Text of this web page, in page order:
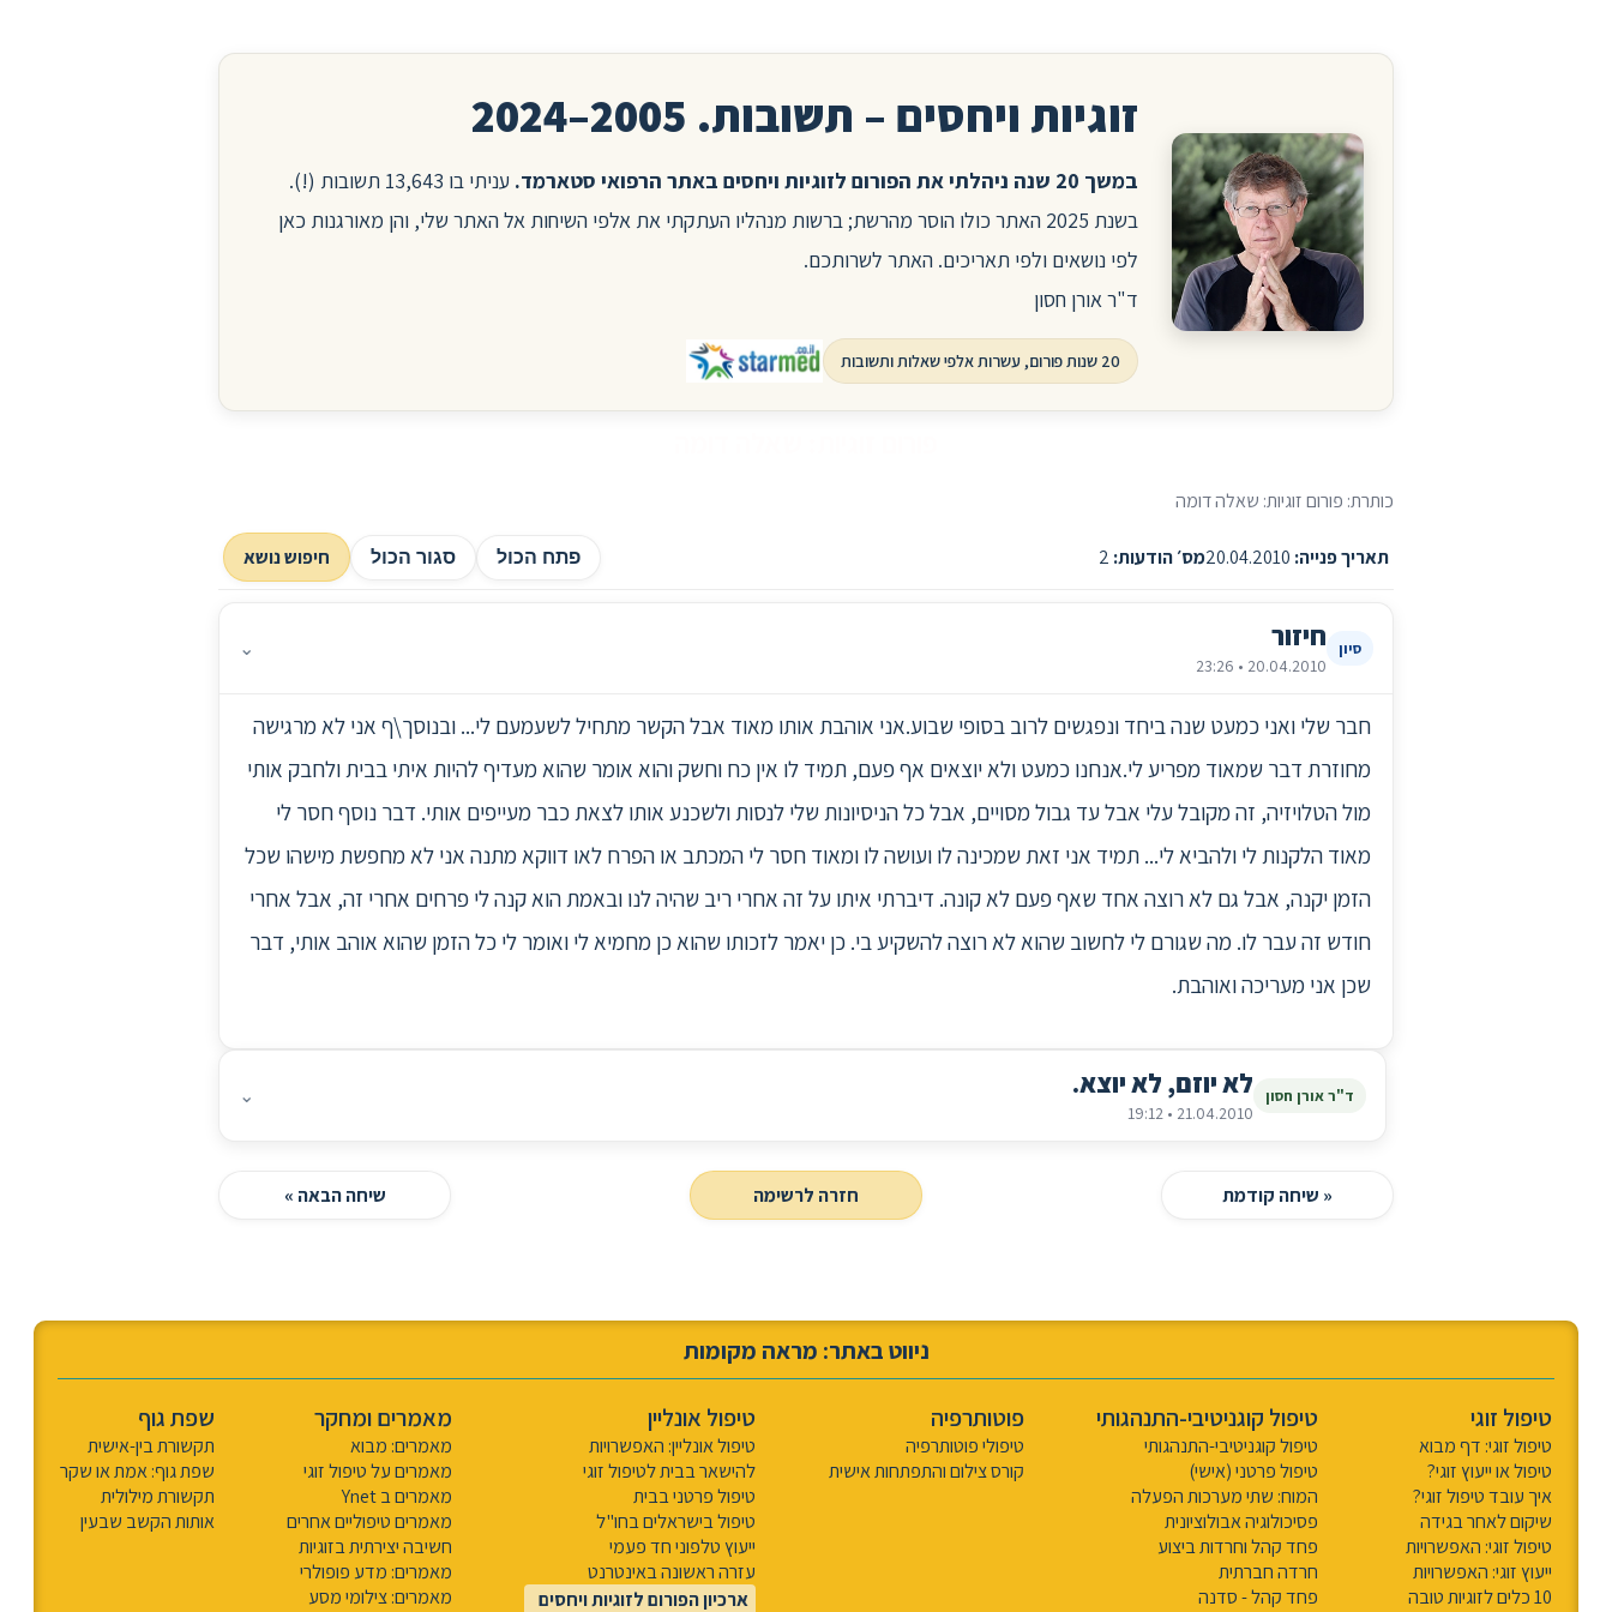
זוגיות ויחסים – תשובות. 2005–2024
במשך 20 שנה ניהלתי את הפורום לזוגיות ויחסים באתר הרפואי סטארמד.
עניתי בו 13,643 תשובות (!).
בשנת 2025 האתר כולו הוסר מהרשת; ברשות מנהליו העתקתי את אלפי השיחות אל האתר שלי, והן מאורגנות כאן
לפי נושאים ולפי תאריכים. האתר לשרותכם.
ד"ר אורן חסון
20 שנות פורום, עשרות אלפי שאלות ותשובות
כותרת: פורום זוגיות: שאלה דומה
תאריך פנייה: מס׳ הודעות: פתח הכול סגור הכול חיפוש נושא
סיון חיזור
20.04.2010 • 23:26
⌄
חבר שלי ואני כמעט שנה ביחד ונפגשים לרוב בסופי שבוע.אני אוהבת אותו מאוד אבל הקשר מתחיל לשעמעם לי... ובנוסך\ף אני לא מרגישה
מחוזרת דבר שמאוד מפריע לי.אנחנו כמעט ולא יוצאים אף פעם, תמיד לו אין כח וחשק והוא אומר שהוא מעדיף להיות איתי בבית ולחבק אותי
מול הטלויזיה, זה מקובל עלי אבל עד גבול מסויים, אבל כל הניסיונות שלי לנסות ולשכנע אותו לצאת כבר מעייפים אותי. דבר נוסף חסר לי
מאוד הלקנות לי ולהביא לי... תמיד אני זאת שמכינה לו ועושה לו ומאוד חסר לי המכתב או הפרח לאו דווקא מתנה אני לא מחפשת מישהו שכל
הזמן יקנה, אבל גם לא רוצה אחד שאף פעם לא קונה. דיברתי איתו על זה אחרי ריב שהיה לנו ובאמת הוא קנה לי פרחים אחרי זה, אבל אחרי
חודש זה עבר לו. מה שגורם לי לחשוב שהוא לא רוצה להשקיע בי. כן יאמר לזכותו שהוא כן מחמיא לי ואומר לי כל הזמן שהוא אוהב אותי, דבר
שכן אני מעריכה ואוהבת.
ד"ר אורן חסון לא יוזם, לא יוצא.
21.04.2010 • 19:12
⌄
« שיחה קודמת חזרה לרשימה שיחה הבאה »
ניווט באתר: מראה מקומות
טיפול זוגי
טיפול זוגי: דף מבוא
טיפול או ייעוץ זוגי?
איך עובד טיפול זוגי?
שיקום לאחר בגידה
טיפול זוגי: האפשרויות
ייעוץ זוגי: האפשרויות
10 כלים לזוגיות טובה
טיפול קוגניטיבי-התנהגותי
טיפול קוגניטיבי-התנהגותי
טיפול פרטני (אישי)
המוח: שתי מערכות הפעלה
פסיכולוגיה אבולוציונית
פחד קהל וחרדות ביצוע
חרדה חברתית
פחד קהל - סדנה
פוטותרפיה
טיפולי פוטותרפיה
קורס צילום והתפתחות אישית
טיפול אונליין
טיפול אונליין: האפשרויות
להישאר בבית לטיפול זוגי
טיפול פרטני בבית
טיפול בישראלים בחו"ל
ייעוץ טלפוני חד פעמי
עזרה ראשונה באינטרנט
ארכיון הפורום לזוגיות ויחסים
מאמרים ומחקר
מאמרים: מבוא
מאמרים על טיפול זוגי
מאמרים ב Ynet
מאמרים טיפוליים אחרים
חשיבה יצירתית בזוגיות
מאמרים: מדע פופולרי
מאמרים: צילומי מסע
שפת גוף
תקשורת בין-אישית
שפת גוף: אמת או שקר
תקשורת מילולית
אותות הקשב שבעין